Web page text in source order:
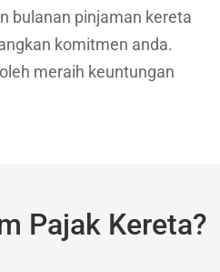
bulanan pinjaman kereta
komitmen anda.
meraih keuntungan
Pajak Kereta?